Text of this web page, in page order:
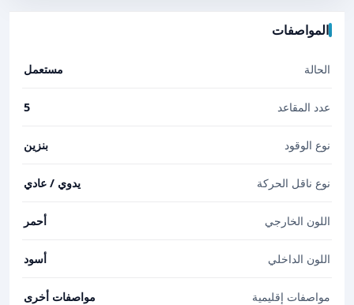
المواصفات
الحالة مستعمل
عدد المقاعد 5
نوع الوقود بنزين
نوع ناقل الحركة يدوي / عادي
اللون الخارجي أحمر
اللون الداخلي أسود
مواصفات إقليمية مواصفات أخرى